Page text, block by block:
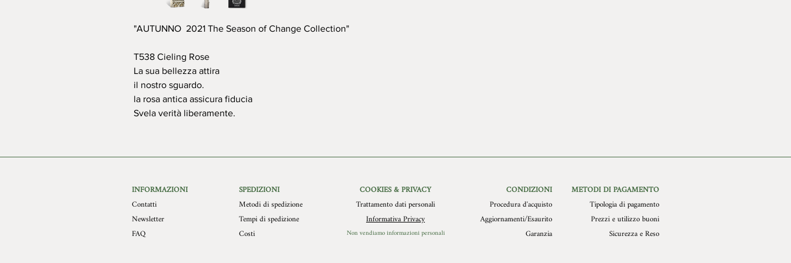
"AUTUNNO 2021 The Season of Change Collection"
T538 Cieling Rose
La sua bellezza attira
il nostro sguardo.
la rosa antica assicura fiducia
Svela verità liberamente.
INFORMAZIONI
Contatti
Newsletter
FAQ
SPEDIZIONI
Metodi di spedizione
Tempi di spedizione
Costi
COOKIES & PRIVACY
Trattamento dati personali
Informativa Privacy
Non vendiamo informazioni personali
CONDIZIONI
Procedura d'acquisto
Aggiornamenti/Esaurito
Garanzia
METODI DI PAGAMENTO
Tipologia di pagamento
Prezzi e utilizzo buoni
Sicurezza e Reso